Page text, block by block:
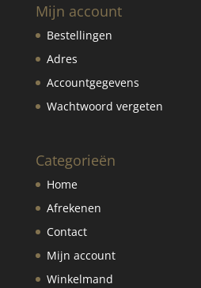
Mijn account
Bestellingen
Adres
Accountgegevens
Wachtwoord vergeten
Categorieën
Home
Afrekenen
Contact
Mijn account
Winkelmand